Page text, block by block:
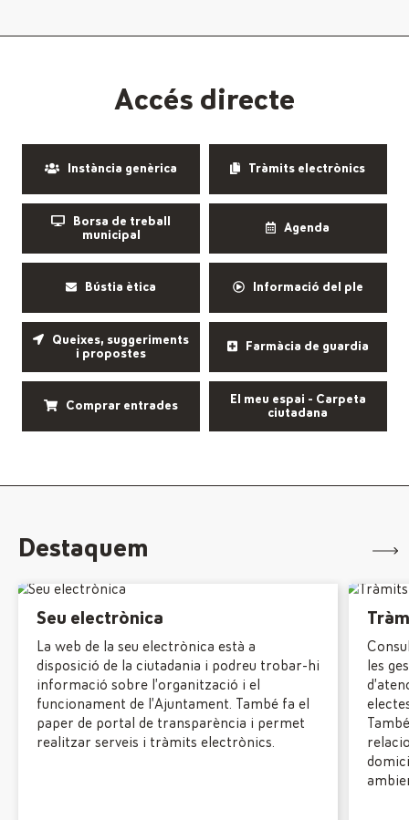
Accés directe
Instància genèrica Tràmits electrònics
Borsa de treball
municipal
Agenda
Bústia ètica Informació del ple
Queixes, suggeriments
i propostes
Farmàcia de guardia
Comprar entrades
El meu espai - Carpeta
ciutadana
Destaquem
Seu electrònica
La web de la seu electrònica està a
disposició de la ciutadania i podreu trobar-hi
informació sobre l’organització i el
funcionament de l’Ajuntament. També fa el
paper de portal de transparència i permet
realitzar serveis i tràmits electrònics.
les